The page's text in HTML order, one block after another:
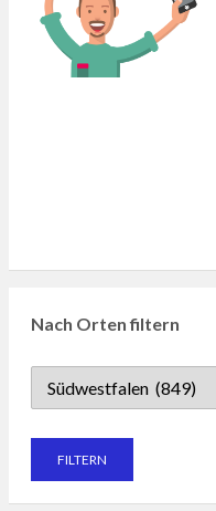
Nach Orten filtern